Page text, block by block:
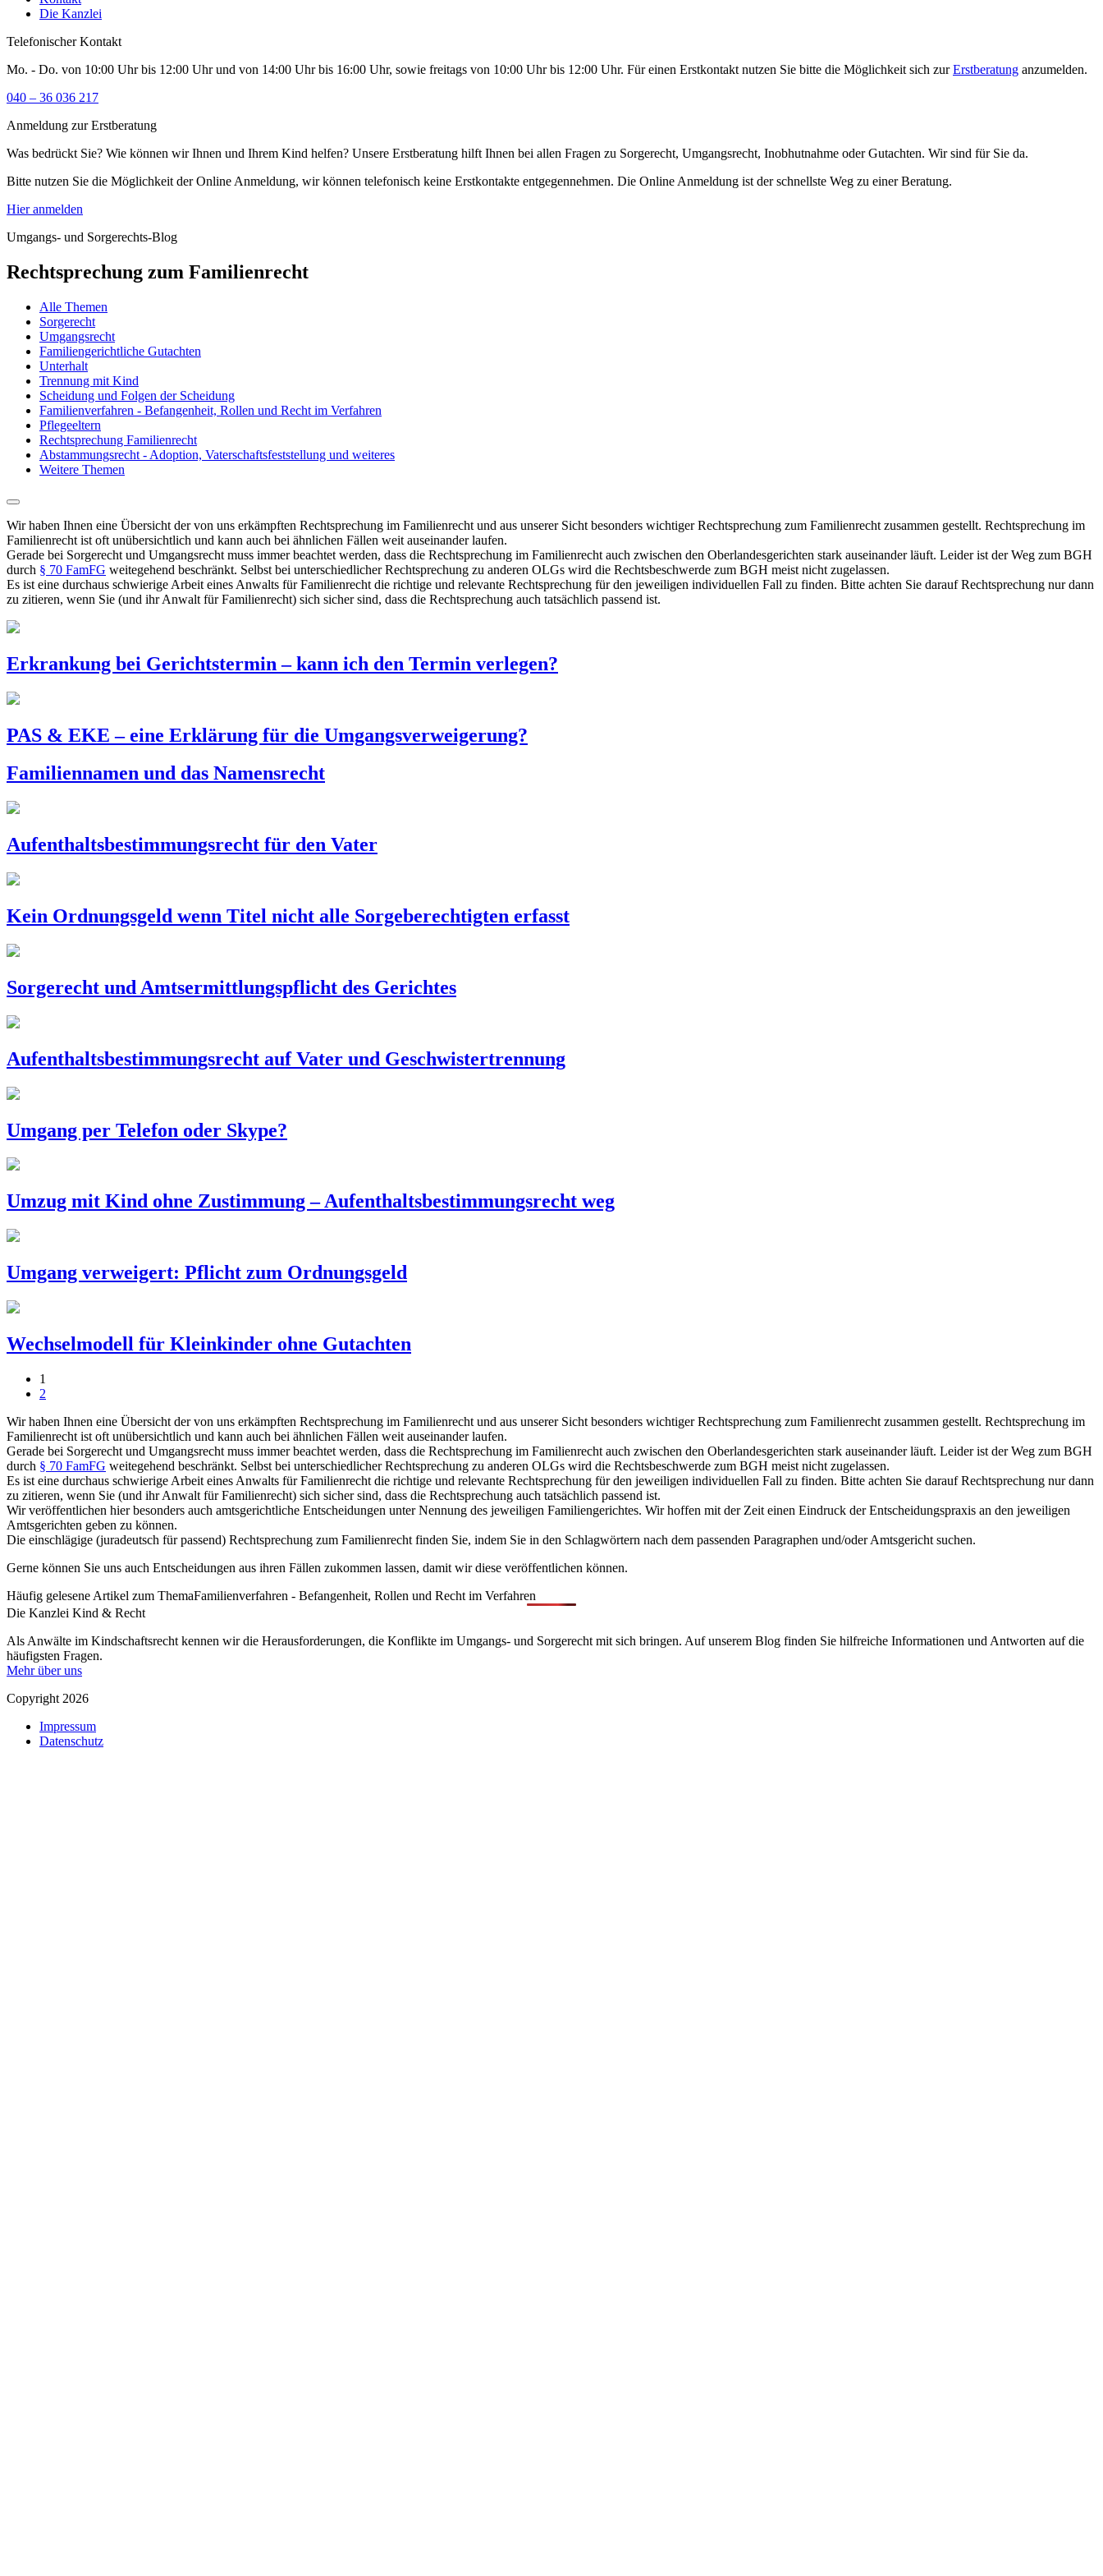
Die Kanzlei
Telefonischer Kontakt
Mo. - Do. von 10:00 Uhr bis 12:00 Uhr und von 14:00 Uhr bis 16:00 Uhr, sowie freitags von 10:00 Uhr bis 12:00 Uhr. Für einen Erstkontakt nutzen Sie bitte die Möglichkeit sich zurErstberatung anzumelden.
040 – 36 036 217
Anmeldung zur Erstberatung
Was bedrückt Sie? Wie können wir Ihnen und Ihrem Kind helfen? Unsere Erstberatung hilft Ihnen bei allen Fragen zu Sorgerecht, Umgangsrecht, Inobhutnahme oder Gutachten. Wir sind für Sie da.
Bitte nutzen Sie die Möglichkeit der Online Anmeldung, wir können telefonisch keine Erstkontakte entgegennehmen. Die Online Anmeldung ist der schnellste Weg zu einer Beratung.
Hier anmelden
Umgangs- und Sorgerechts-Blog
Rechtsprechung zum Familienrecht
Alle Themen
Sorgerecht
Umgangsrecht
Familiengerichtliche Gutachten
Unterhalt
Trennung mit Kind
Scheidung und Folgen der Scheidung
Familienverfahren - Befangenheit, Rollen und Recht im Verfahren
Pflegeeltern
Rechtsprechung Familienrecht
Abstammungsrecht - Adoption, Vaterschaftsfeststellung und weiteres
Weitere Themen
Wir haben Ihnen eine Übersicht der von uns erkämpften Rechtsprechung im Familienrecht und aus unserer Sicht besonders wichtiger Rechtsprechung zum Familienrecht zusammen gestellt. Rechtsprechung im
Familienrecht ist oft unübersichtlich und kann auch bei ähnlichen Fällen weit auseinander laufen.
Gerade bei Sorgerecht und Umgangsrecht muss immer beachtet werden, dass die Rechtsprechung im Familienrecht auch zwischen den Oberlandesgerichten stark auseinander läuft. Leider ist der Weg zum BGH
durch § 70 FamFG weitegehend beschränkt. Selbst bei unterschiedlicher Rechtsprechung zu anderen OLGs wird die Rechtsbeschwerde zum BGH meist nicht zugelassen.
Es ist eine durchaus schwierige Arbeit eines Anwalts für Familienrecht die richtige und relevante Rechtsprechung für den jeweiligen individuellen Fall zu finden. Bitte achten Sie darauf Rechtsprechung nur dann
zu zitieren, wenn Sie (und ihr Anwalt für Familienrecht) sich sicher sind, dass die Rechtsprechung auch tatsächlich passend ist.
Erkrankung bei Gerichtstermin – kann ich den Termin verlegen?
PAS & EKE – eine Erklärung für die Umgangsverweigerung?
Familiennamen und das Namensrecht
Aufenthaltsbestimmungsrecht für den Vater
Kein Ordnungsgeld wenn Titel nicht alle Sorgeberechtigten erfasst
Sorgerecht und Amtsermittlungspflicht des Gerichtes
Aufenthaltsbestimmungsrecht auf Vater und Geschwistertrennung
Umgang per Telefon oder Skype?
Umzug mit Kind ohne Zustimmung – Aufenthaltsbestimmungsrecht weg
Umgang verweigert: Pflicht zum Ordnungsgeld
Wechselmodell für Kleinkinder ohne Gutachten
1
2
Wir haben Ihnen eine Übersicht der von uns erkämpften Rechtsprechung im Familienrecht und aus unserer Sicht besonders wichtiger Rechtsprechung zum Familienrecht zusammen gestellt. Rechtsprechung im
Familienrecht ist oft unübersichtlich und kann auch bei ähnlichen Fällen weit auseinander laufen.
Gerade bei Sorgerecht und Umgangsrecht muss immer beachtet werden, dass die Rechtsprechung im Familienrecht auch zwischen den Oberlandesgerichten stark auseinander läuft. Leider ist der Weg zum BGH
durch § 70 FamFG weitegehend beschränkt. Selbst bei unterschiedlicher Rechtsprechung zu anderen OLGs wird die Rechtsbeschwerde zum BGH meist nicht zugelassen.
Es ist eine durchaus schwierige Arbeit eines Anwalts für Familienrecht die richtige und relevante Rechtsprechung für den jeweiligen individuellen Fall zu finden. Bitte achten Sie darauf Rechtsprechung nur dann
zu zitieren, wenn Sie (und ihr Anwalt für Familienrecht) sich sicher sind, dass die Rechtsprechung auch tatsächlich passend ist.
Wir veröffentlichen hier besonders auch amtsgerichtliche Entscheidungen unter Nennung des jeweiligen Familiengerichtes. Wir hoffen mit der Zeit einen Eindruck der Entscheidungspraxis an den jeweiligen
Amtsgerichten geben zu können.
Die einschlägige (juradeutsch für passend) Rechtsprechung zum Familienrecht finden Sie, indem Sie in den Schlagwörtern nach dem passenden Paragraphen und/oder Amtsgericht suchen.
Gerne können Sie uns auch Entscheidungen aus ihren Fällen zukommen lassen, damit wir diese veröffentlichen können.
Häufig gelesene Artikel zum ThemaFamilienverfahren - Befangenheit, Rollen und Recht im Verfahren
Die Kanzlei Kind & Recht
Als Anwälte im Kindschaftsrecht kennen wir die Herausforderungen, die Konflikte im Umgangs- und Sorgerecht mit sich bringen. Auf unserem Blog finden Sie hilfreiche Informationen und Antworten auf die
häufigsten Fragen.
Mehr über uns
Copyright 2026
Impressum
Datenschutz